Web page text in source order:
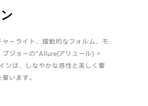
ーライト、躍動的なフォルム、モ
ジョーの"Allure(アリュール) ＝
ンは、しなやかな感性と美しく響
います。